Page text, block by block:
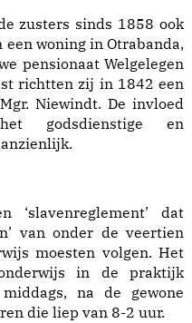
zusters sinds 1858 ook
woning in Otrabanda,
pensionaat Welgelegen
Niewindt. De invloed
godsdienstige en
dat
van onder de veertien
moesten volgen. Het
in de praktijk
na de gewone
die liep van 8-2 uur.